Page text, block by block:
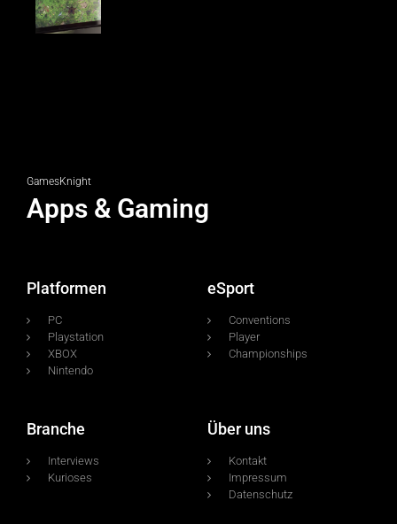
GamesKnight
Apps & Gaming
Platformen
PC
Playstation
XBOX
Nintendo
eSport
Conventions
Player
Championships
Branche
Interviews
Kurioses
Über uns
Kontakt
Impressum
Datenschutz